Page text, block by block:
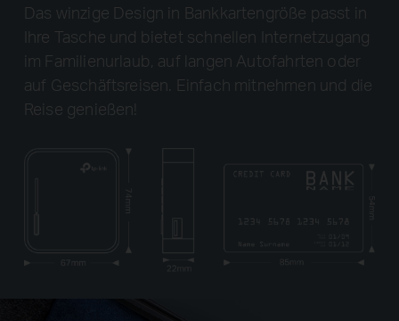
Das winzige Design in Bankkartengröße passt in
Ihre Tasche und bietet schnellen Internetzugang
im Familienurlaub, auf langen Autofahrten oder
auf Geschäftsreisen. Einfach mitnehmen und die
Reise genießen!